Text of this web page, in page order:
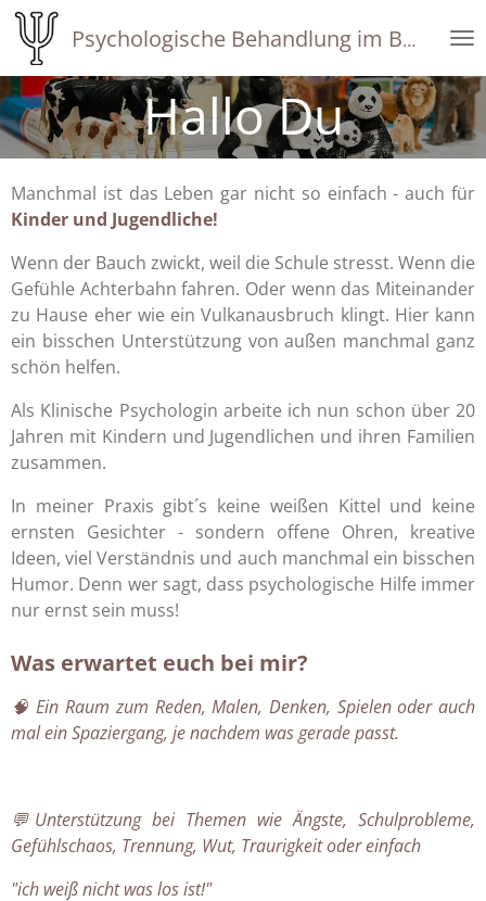
Zum
Hauptinhalt
springen
Psychologische Behandlung im Bezirk Kufstein - Mag. Elke Sorlini-Drexler
Hallo Du
Manchmal ist das Leben gar nicht so einfach - auch für
Kinder und Jugendliche!
Wenn der Bauch zwickt, weil die Schule stresst. Wenn die
Gefühle Achterbahn fahren. Oder wenn das Miteinander
zu Hause eher wie ein Vulkanausbruch klingt. Hier kann
ein bisschen Unterstützung von außen manchmal ganz
schön helfen.
Als Klinische Psychologin arbeite ich nun schon über 20
Jahren mit Kindern und Jugendlichen und ihren Familien
zusammen.
In meiner Praxis gibt´s keine weißen Kittel und keine
ernsten Gesichter - sondern offene Ohren, kreative
Ideen, viel Verständnis und auch manchmal ein bisschen
Humor. Denn wer sagt, dass psychologische Hilfe immer
nur ernst sein muss!
Was erwartet euch bei mir?
🧠 Ein Raum zum Reden, Malen, Denken, Spielen oder auch
mal ein Spaziergang, jenachdem was gerade passt.
💬Unterstützung bei Themen wie Ängste, Schulprobleme,
Gefühlschaos, Trennung, Wut, Traurigkeit oder einfach
"ich weiß nicht was los ist!"